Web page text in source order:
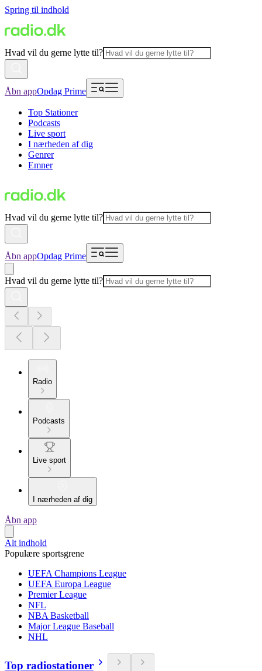
Spring til indhold
Hvad vil du gerne lytte til?
Åbn appOpdag Prime
Top Stationer
Podcasts
Live sport
I nærheden af dig
Genrer
Emner
Hvad vil du gerne lytte til?
Åbn appOpdag Prime
Hvad vil du gerne lytte til?
Radio
Podcasts
Live sport
I nærheden af dig
Åbn app
Alt indhold
Populære sportsgrene
UEFA Champions League
UEFA Europa League
Premier League
NFL
NBA Basketball
Major League Baseball
NHL
Top radiostationer